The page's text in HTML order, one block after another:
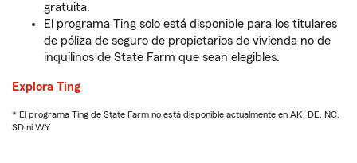
gratuita.
El programa Ting solo está disponible para los titulares
de póliza de seguro de propietarios de vivienda no de
inquilinos de State Farm que sean elegibles.
Explora Ting
* El programa Ting de State Farm no está disponible actualmente en AK, DE, NC,
SD ni WY